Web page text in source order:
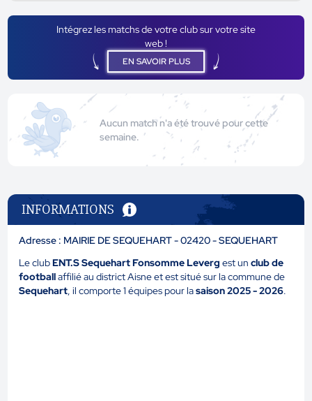
Intégrez les matchs de votre club sur votre site
web !
EN SAVOIR PLUS
Aucun match n'a été trouvé pour cette
semaine.
INFORMATIONS
Adresse : MAIRIE DE SEQUEHART - 02420 - SEQUEHART
Le clubENT.S Sequehart Fonsomme Leverg est unclub de
footballaffilié au district Aisne et est situé sur la commune de
Sequehart, il comporte 1 équipes pour lasaison 2025 - 2026.